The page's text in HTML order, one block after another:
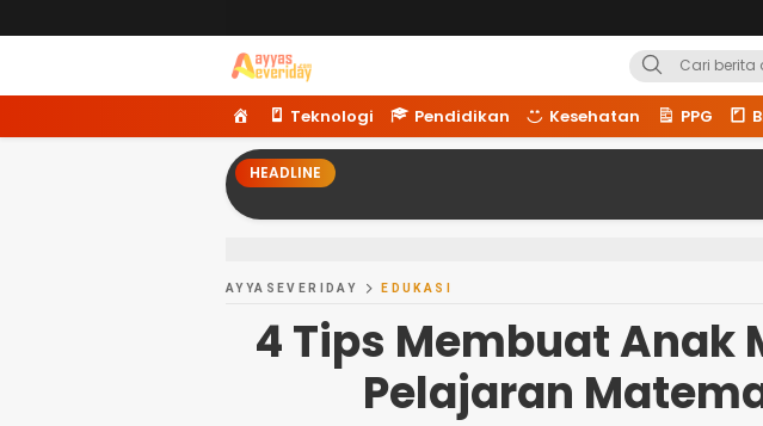
Ayyaseveriday
Beragam Informasi Hari Ini
o
m
e
Teknologi Pendidikan Kesehatan PPG
HEADLINE
AYYASEVERIDAY EDUKASI
4 Tips Membuat Anak
Pelajaran